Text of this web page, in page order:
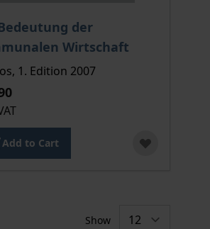
product pageder
Wirtschaft
depends on the options chosen
1. Edition 2007
Add to Cart
Show